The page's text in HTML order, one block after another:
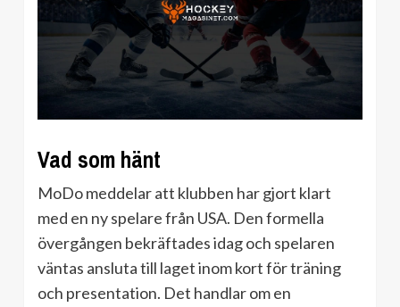
Vad som hänt
MoDo meddelar att klubben har gjort klart
med en ny spelare från USA. Den formella
övergången bekräftades idag och spelaren
väntas ansluta till laget inom kort för träning
och presentation. Det handlar om en